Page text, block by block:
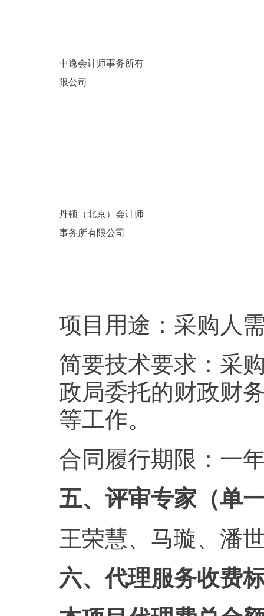
中逸会计师事务所有
限公司
丹顿（北京）会计师
事务所有限公司
项目用途：采购人
简要技术要求：采
政局委托的财政财
等工作。
合同履行期限：一
五、评审专家（单
王荣慧、马璇、潘
六、代理服务收费